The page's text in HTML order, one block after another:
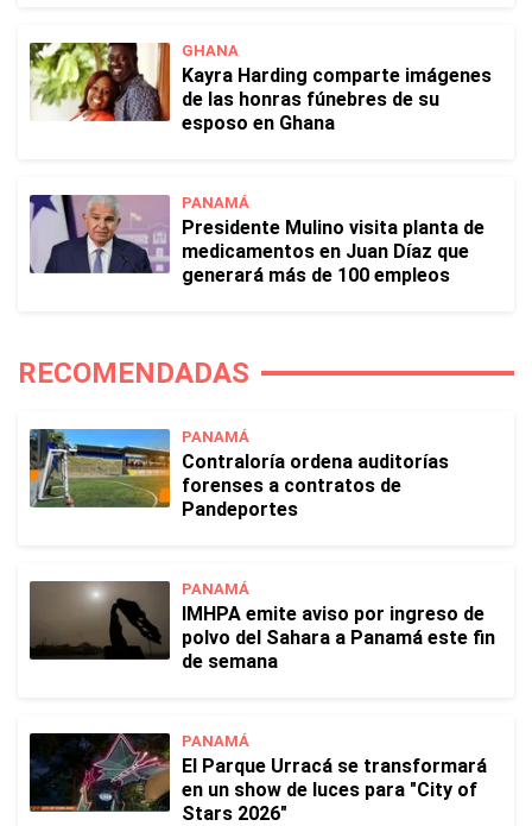
GHANA
Kayra Harding comparte imágenes
de las honras fúnebres de su
esposo en Ghana
PANAMÁ
Presidente Mulino visita planta de
medicamentos en Juan Díaz que
generará más de 100 empleos
RECOMENDADAS
PANAMÁ
Contraloría ordena auditorías
forenses a contratos de
Pandeportes
PANAMÁ
IMHPA emite aviso por ingreso de
polvo del Sahara a Panamá este fin
de semana
PANAMÁ
El Parque Urracá se transformará
en un show de luces para "City of
Stars 2026"